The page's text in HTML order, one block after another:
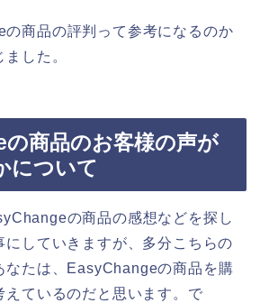
商品の評判って参考になるのか
した。
商品のお客様の声が
について
の商品の感想などを探し
にしていきますが、多分こちらの
なたは、EasyChangeの商品を購
えているのだと思います。で